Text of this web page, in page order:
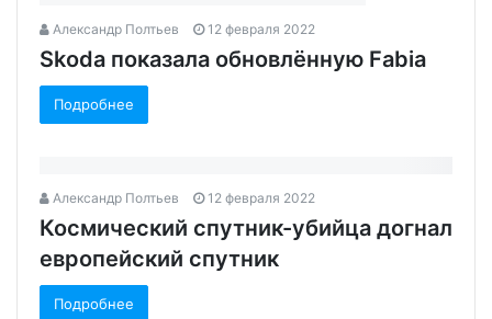
Александр Полтьев 12 февраля 2022
Skoda показала обновлённую Fabia
Подробнее
Александр Полтьев 12 февраля 2022
Космический спутник-убийца догнал
европейский спутник‍
Подробнее